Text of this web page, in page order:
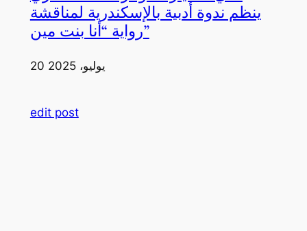
ينظم ندوة أدبية بالإسكندرية لمناقشة
رواية “أنا بنت مين”
20 يوليو، 2025
edit post